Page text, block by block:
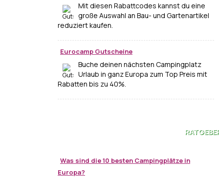
Mit diesen Rabattcodes kannst du eine
große Auswahl an Bau- und Gartenartikel
reduziert kaufen.
Eurocamp Gutscheine
Buche deinen nächsten Campingplatz
Urlaub in ganz Europa zum Top Preis mit
Rabatten bis zu 40%.
Was sind die 10 besten Campingplätze in
Europa?